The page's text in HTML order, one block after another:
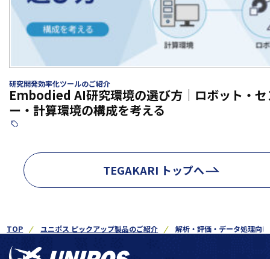
研究開発効率化ツールのご紹介
Embodied AI研究環境の選び方｜ロボット・セ
ー・計算環境の構成を考える
TEGAKARI トップへ
TOP ユニポス ピックアップ製品のご紹介 解析・評価・データ処理向